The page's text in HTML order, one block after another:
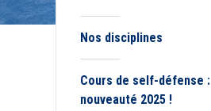
Nos disciplines
Cours de self-défense :
nouveauté 2025 !